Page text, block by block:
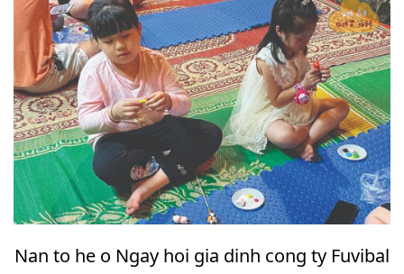
Nan to he o Ngay hoi gia dinh cong ty Fuvibal